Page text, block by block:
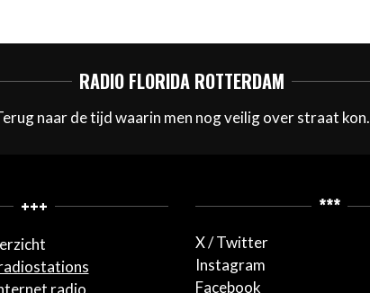
RADIO FLORIDA ROTTERDAM
naar de tijd waarin men nog veilig over straat kon.
+++
radio
***
X / Twitter
Instagram
Facebook